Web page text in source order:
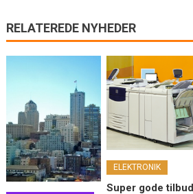
RELATEREDE NYHEDER
ELEKTRONIK
Super gode tilbud